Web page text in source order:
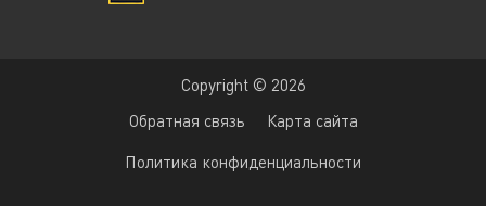
Copyright © 2026
Обратная связь
Карта сайта
Политика конфиденциальности